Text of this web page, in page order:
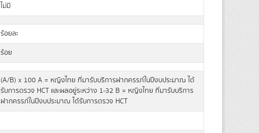
ไม่มี
ร้อยละ
ร้อย
(A/B) x 100 A = หญิงไทย ที่มารับบริการฝากครรภ์ในปีงบประมาณ ได้
รับการตรวจ HCT และผลอยู่ระหว่าง 1-32 B = หญิงไทย ที่มารับบริการ
ฝากครรภ์ในปีงบประมาณ ได้รับการตรวจ HCT